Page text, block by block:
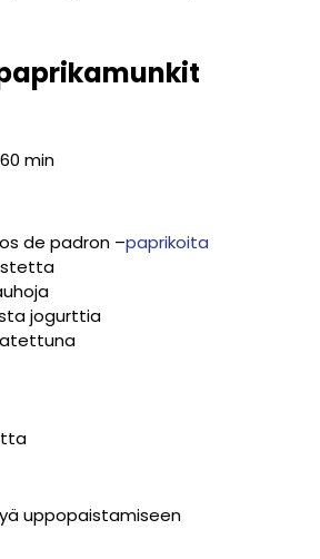
min
de padron –paprikoita
jogurttia
uppopaistamiseen